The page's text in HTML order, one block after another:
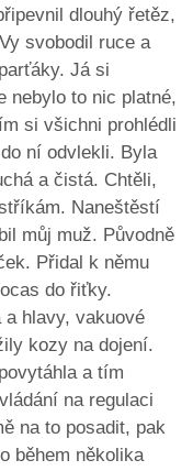
dlouhý řetěz,
svobodil ruce a
Já si
nebylo to nic platné,
si všichni prohlédli
ní odvlekli. Byla
a čistá. Chtěli,
Naneštěstí
můj muž. Původně
Přidal k němu
do řiťky.
hlavy, vakuové
kozy na dojení.
a tím
na regulaci
na to posadit, pak
během několika